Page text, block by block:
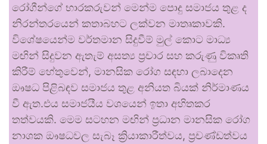
රෝගීන්ගේ භාරකරුවන් මෙන්ම පොදු සමාජය තුළ ද
නිරන්තරයෙන් කතාබහට ලක්වන මාතෘකාවකි.
විශේෂයෙන්ම වර්තමාන සිදුවීම් මුල් කොට මාධ්‍ය
මඟින් සිදුවන ඇතැම් අසත්‍ය ප්‍රචාර සහ කරුණු විකෘති
කිරීම් හේතුවෙන්, මානසික රෝග සඳහා ලබාදෙන
ඖෂධ පිළිබඳව සමාජය තුළ අනියත බියක් නිර්මාණය
වී ඇත.එය සමාජයීය වශයෙන් ඉතා අහිතකර
තත්වයකි. මෙම සටහන මඟින් ප්‍රධාන මානසික රෝග
නාශක ඖෂධවල සැබෑ ක්‍රියාකාරීත්වය, ප්‍රචණ්ඩත්වය